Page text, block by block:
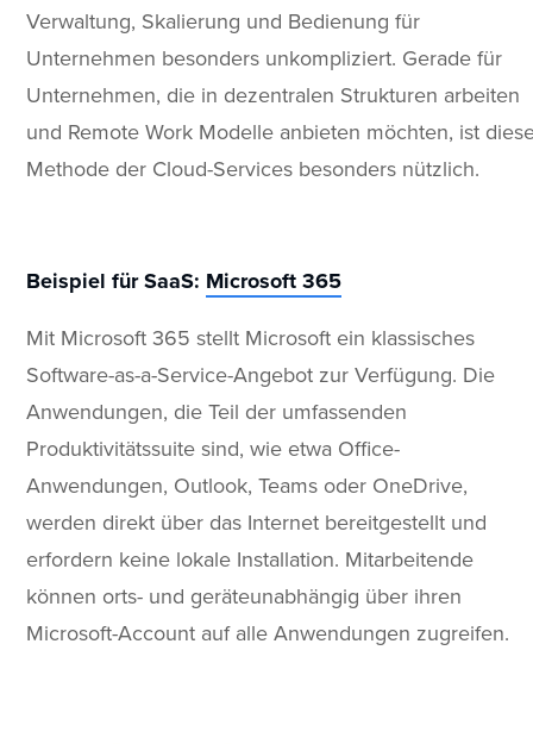
Verwaltung, Skalierung und Bedienung für
Unternehmen besonders unkompliziert. Gerade für
Unternehmen, die in dezentralen Strukturen arbeiten
und Remote Work Modelle anbieten möchten, ist
Methode der Cloud-Services besonders nützlich.
Beispiel für SaaS: Microsoft 365
Mit Microsoft 365 stellt Microsoft ein klassisches
Software-as-a-Service-Angebot zur Verfügung. Die
Anwendungen, die Teil der umfassenden
Produktivitätssuite sind, wie etwa Office-
Anwendungen, Outlook, Teams oder OneDrive,
werden direkt über das Internet bereitgestellt und
erfordern keine lokale Installation. Mitarbeitende
können orts- und geräteunabhängig über ihren
Microsoft-Account auf alle Anwendungen zugreifen.